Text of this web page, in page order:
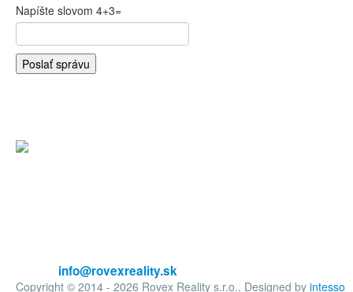
Napíšte slovom 4+3=
info@rovexreality.sk
Copyright © 2014 - 2026 Rovex Reality s.r.o.. Designed by intesso